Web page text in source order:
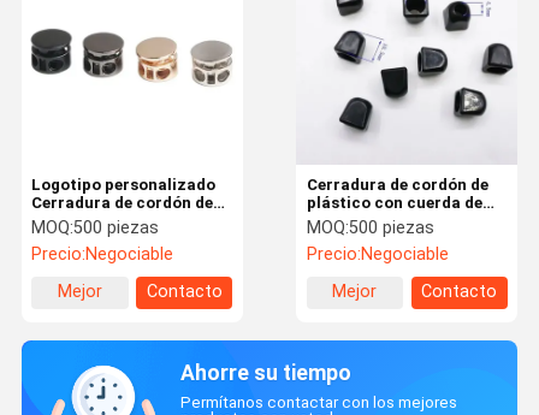
Logotipo personalizado
Cerradura de cordón de
metal 2 agujeros Tapón
de cuerda de tira para
bolsas Ropa
MOQ:500 piezas
Precio:Negociable
Mejor
Contacto
Cerradura de cordón de
plástico con cuerda de
tira Tapón de cuerda
ajustable para bolsas
Hoodies
MOQ:500 piezas
Precio:Negociable
Mejor
Contacto
Ahorre su tiempo
Permítanos contactar con los mejores